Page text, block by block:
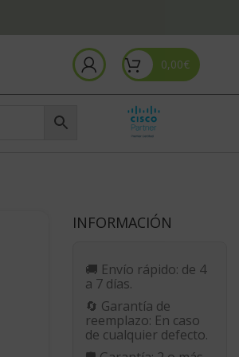
0,00€
INFORMACIÓN
🚚 Envío rápido: de 4
a 7 días.
🔄 Garantía de
reemplazo: En caso
de cualquier defecto.